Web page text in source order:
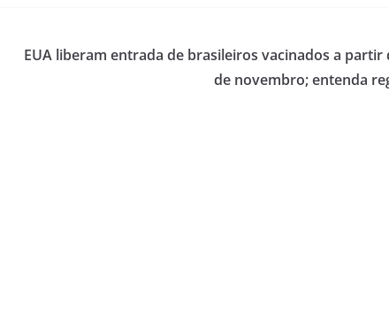
EUA liberam entrada de brasileiros vacinados a partir
de novembro; entenda